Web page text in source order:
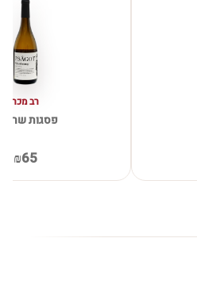
רב מכר
פסגות
₪65